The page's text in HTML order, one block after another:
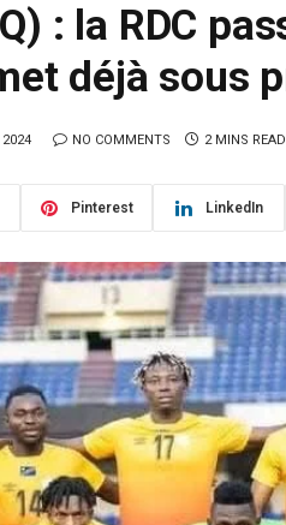
: la RDC
déjà sous
2024 NO COMMENTS 2 MINS READ
Pinterest LinkedIn